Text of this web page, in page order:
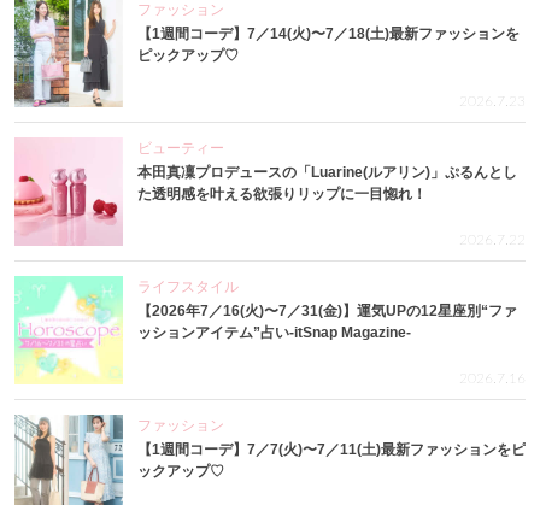
ファッション
【1週間コーデ】7／14(火)〜7／18(土)最新ファッションを
ピックアップ♡
2026.7.23
ビューティー
本田真凜プロデュースの「Luarine(ルアリン)」ぷるんとし
た透明感を叶える欲張りリップに一目惚れ！
2026.7.22
ライフスタイル
【2026年7／16(火)〜7／31(金)】運気UPの12星座別“ファ
ッションアイテム”占い-itSnap Magazine-
2026.7.16
ファッション
【1週間コーデ】7／7(火)〜7／11(土)最新ファッションをピ
ックアップ♡